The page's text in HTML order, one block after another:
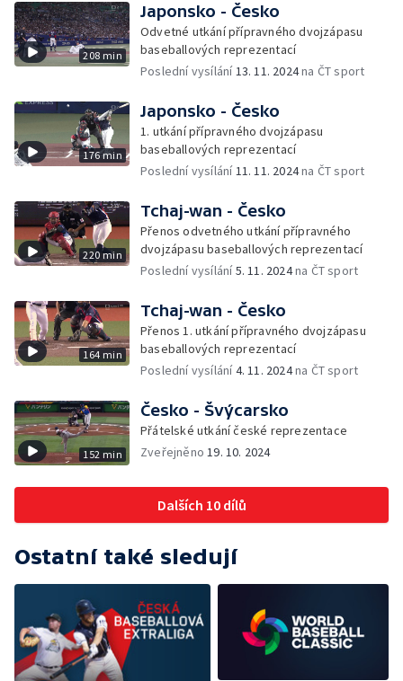
208 min
Japonsko - Česko
Odvetné utkání přípravného dvojzápasu
baseballových reprezentací
Poslední vysílání13. 11. 2024na ČT sport
176 min
Japonsko - Česko
1. utkání přípravného dvojzápasu
baseballových reprezentací
Poslední vysílání11. 11. 2024na ČT sport
220 min
Tchaj-wan - Česko
Přenos odvetného utkání přípravného
dvojzápasu baseballových reprezentací
Poslední vysílání5. 11. 2024na ČT sport
164 min
Tchaj-wan - Česko
Přenos 1. utkání přípravného dvojzápasu
baseballových reprezentací
Poslední vysílání4. 11. 2024na ČT sport
152 min
Česko - Švýcarsko
Přátelské utkání české reprezentace
Zveřejněno19. 10. 2024
Dalších 10 dílů
Ostatní také sledují